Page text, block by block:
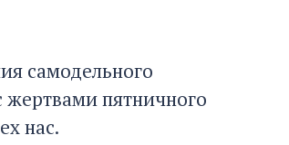
самодельного
жертвами пятничного
нас.